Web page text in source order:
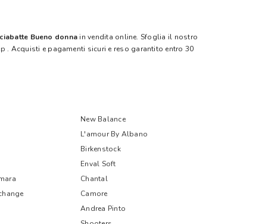
ciabatte Bueno donna in vendita online. Sfoglia il nostro
. Acquisti e pagamenti sicuri e reso garantito entro 30
New Balance
L'amour By Albano
Birkenstock
Enval Soft
Chantal
Camore
Andrea Pinto